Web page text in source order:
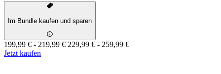
Im Bundle kaufen und sparen
199,99 € - 219,99 € 229,99 € - 259,99 €
Jetzt kaufen